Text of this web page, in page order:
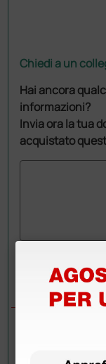
Chiedi a un
Hai ancora
informazioni?
Invia ora la tua
acquistato
DOMANDE/